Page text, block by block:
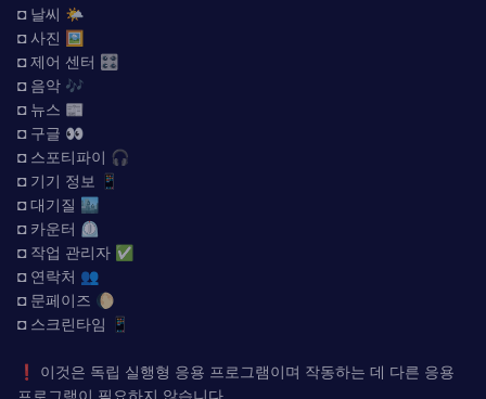
◘ 날씨 🌤️
◘ 사진 🖼️
◘ 제어 센터 🎛️
◘ 음악 🎶
◘ 뉴스 📰
◘ 구글 👀
◘ 스포티파이 🎧
◘ 기기 정보 📱
◘ 대기질 🏙️
◘ 카운터 ⏲️
◘ 작업 관리자 ✅
◘ 연락처 👥
◘ 문페이즈 🌔
◘ 스크린타임 📱
❗ 이것은 독립 실행형 응용 프로그램이며 작동하는 데 다른 응용
프로그램이 필요하지 않습니다.